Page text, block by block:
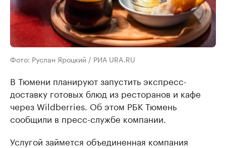
Фото: Руслан Яроцкий / РИА URA.RU
В Тюмени планируют запустить экспресс-
доставку готовых блюд из ресторанов и кафе
через Wildberries. Об этом РБК Тюмень
сообщили в пресс-службе компании.
Услугой займется объединенная компания